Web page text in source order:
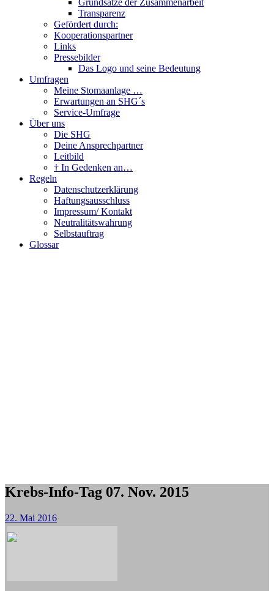
Transparenz
Gefördert durch:
Kooperationspartner
Links
Pressebilder
Das Logo und seine Bedeutung
Umfragen
Meine Stomaanlage …
Erwartungen an SHG´s
Service-Umfrage
Über uns
Die SHG
Deine Ansprechpartner
Leitbild
† In Gedenken an…
Regeln
Datenschutzerklärung
Haftungsausschluss
Impressum/ Kontakt
Neutralitätswahrung
Selbstauftrag
Glossar
Krebs-Info-Tag 07. Nov. 2015
22. Mai 2016